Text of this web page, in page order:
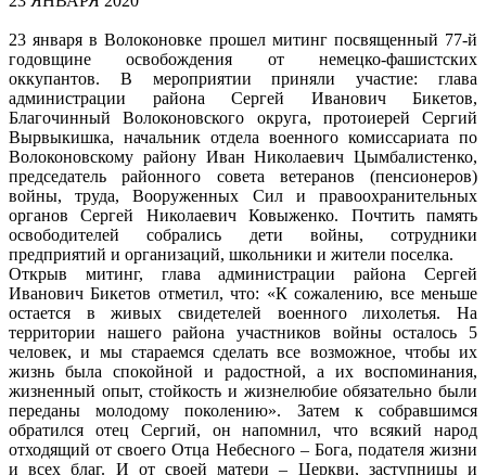
23 января в Волоконовке прошел митинг посвященный 77-й
годовщинеосвобождения от немецко-фашистских
оккупантов. В мероприятии приняли участие: глава
администрации района Сергей Иванович Бикетов,
Благочинный Волоконовского округа, протоиерей Сергий
Вырвыкишка, начальник отдела военного комиссариата по
Волоконовскому району Иван Николаевич Цымбалистенко,
председатель районного совета ветеранов (пенсионеров)
войны, труда, Вооруженных Сил и правоохранительных
органов Сергей Николаевич Ковыженко. Почтить память
освободителей собрались дети войны, сотрудники
предприятий и организаций, школьники и жители поселка.
Открыв митинг, глава администрации района Сергей
Иванович Бикетов отметил,что: «К сожалению, все меньше
остается в живых свидетелей военного лихолетья. На
территории нашего района участников войны осталось 5
человек, и мы стараемся сделать все возможное, чтобы их
жизнь была спокойной и радостной, а их воспоминания,
жизненный опыт, стойкость и жизнелюбие обязательно были
переданымолодому поколению». Затем к собравшимся
обратился отец Сергий, он напомнил, что всякий народ
отходящий от своего Отца Небесного – Бога, подателя жизни
и всех благ. И от своейматери – Церкви, заступницы и